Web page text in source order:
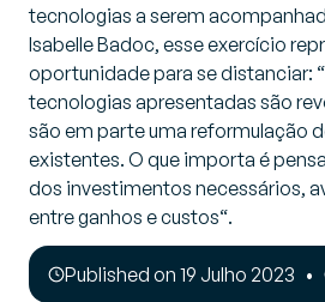
tecnologias a serem
Isabelle Badoc, esse exercício
oportunidade para se distanciar: “
tecnologias apresentadas são
são em parte uma reformulação
existentes. O que importa é
dos investimentos necessários,
entre ganhos e custos“.
Published on 19 Julho 2023